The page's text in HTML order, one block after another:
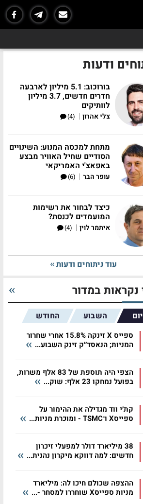
ודעות
בורוכוב: 5.1 מיליון לארבעה
חדרים חדשים, 3.7 מיליון
לוותיקים
צלי אהרון |
(4)
מתחת למכסה המנוע: השינויים
הסודיים שחיל האוויר מבצע
באפאצ'י האמריקאי
עופר הבר |
(6)
כיצד לבחור את רשימות
המועמדים לכנסת?
איתמר לוין |
(4)
עוד ניתוחים ודעות
נקראות במדור
השבוע החודש
ספייס X זינקה 15.8% אחרי שחרור
המניות; הנאסד״ק זינק השבוע...
הצפי היה תוספת של 83 אלף משרות,
בפועל נמחקו 23 אלף: שוק...
קת׳י ווד מגדילה את ההימור על
ספייסX ו־TSMC - ומוכרת מניות...
38 מיליארד דולר למפעלי זיכרון
חדשים: למה דווקא מיקרון נהנית...
ההצפה שכולם חיכו לה: מיליארד
מניות ספייסX שוחררו למסחר -...